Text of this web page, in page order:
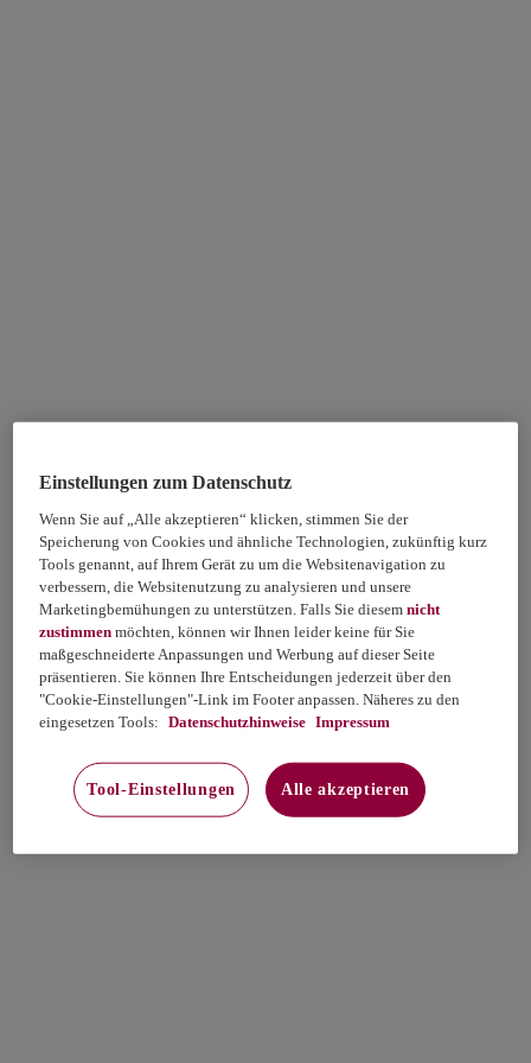
Einstellungen zum Datenschutz
Wenn Sie auf „Alle akzeptieren“ klicken, stimmen Sie der
Speicherung von Cookies und ähnliche Technologien, zukünftig kurz
Tools genannt, auf Ihrem Gerät zu um die Websitenavigation zu
verbessern, die Websitenutzung zu analysieren und unsere
Marketingbemühungen zu unterstützen. Falls Sie diesemnicht
zustimmen möchten, können wir Ihnen leider keine für Sie
maßgeschneiderte Anpassungen und Werbung auf dieser Seite
präsentieren. Sie können Ihre Entscheidungen jederzeit über den
"Cookie-Einstellungen"-Link im Footer anpassen. Näheres zu den
eingesetzen Tools: Datenschutzhinweise Impressum
Tool-Einstellungen Alle akzeptieren